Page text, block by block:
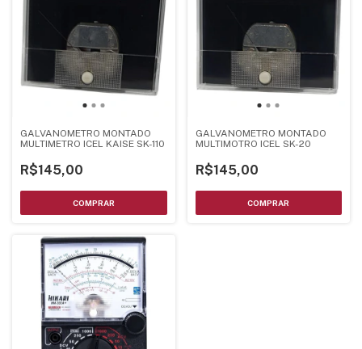
GALVANOMETRO MONTADO
MULTIMETRO ICEL KAISE SK-110
R$145,00
GALVANOMETRO MONTADO
MULTIMOTRO ICEL SK-20
R$145,00